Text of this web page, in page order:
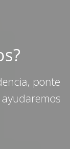
ponte